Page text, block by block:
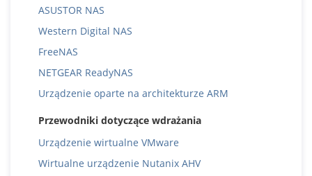
ASUSTOR NAS
Western Digital NAS
FreeNAS
NETGEAR ReadyNAS
Urządzenie oparte na architekturze ARM
Przewodniki dotyczące wdrażania
Urządzenie wirtualne VMware
Wirtualne urządzenie Nutanix AHV